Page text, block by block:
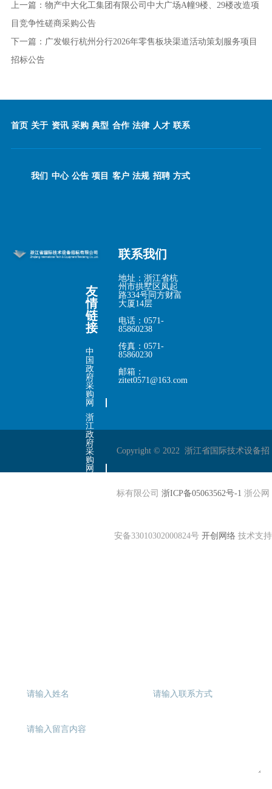
上一篇： 物产中大化工集团有限公司中大广场A幢9楼、29楼改造项
目竞争性磋商采购公告
下一篇： 广发银行杭州分行2026年零售板块渠道活动策划服务项目
招标公告
首页 关于
我们
资讯
中心
采购
公告
典型
项目
合作
客户
法律
法规
人才
招聘
联系
方式
友
情
链
接
中
国
政
府
采
购
网
浙
江
政
府
采
购
网
联系我们
地址：浙江省杭
州市拱墅区凤起
路334号同方财富
大厦14层
电话：0571-
85860238
传真：0571-
85860230
邮箱：
zitet0571@163.com
Copyright © 2022 浙江省国际技术设备招
标有限公司 浙ICP备05063562号-1 浙公网
安备33010302000824号 开创网络技术支持